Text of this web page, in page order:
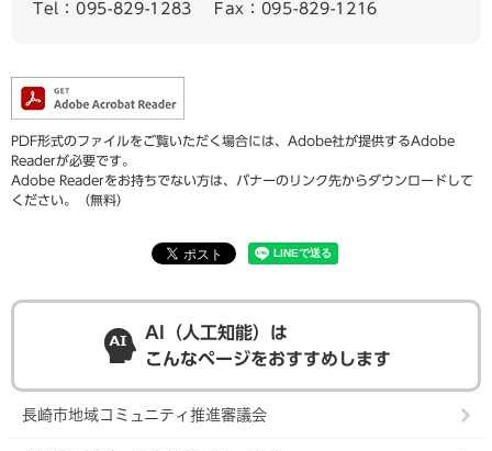
Tel：095-829-1283
Fax：095-829-1216
PDF形式のファイルをご覧いただく場合には、Adobe社が提供するAdobe
Readerが必要です。
Adobe Readerをお持ちでない方は、バナーのリンク先からダウンロードして
ください。（無料）
AI（人工知能）は
こんなページをおすすめします
長崎市地域コミュニティ推進審議会